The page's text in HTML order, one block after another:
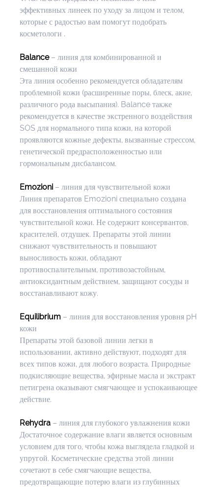
эффективных линеек по уходу за лицом и телом,
которые с радостью вам помогут подобрать
косметологи .
Balance – линия для комбинированной и
смешанной кожи
Эта линия особенно рекомендуется обладателям
проблемной кожи (расширенные поры, блеск, акне,
различного рода высыпания). Balance также
рекомендуется в качестве экстренного воздействия
SOS для нормального типа кожи, на которой
проявляются кожные дефекты, вызванные стрессом,
генетической предрасположенностью или
гормональным дисбалансом.
Emozioni – линия для чувствительной кожи
Линия препаратов Emozioni специально создана
для восстановления оптимального состояния
чувствительной кожи. Не содержит консервантов,
красителей, отдушек. Препараты этой линии
снижают чувствительность и повышают
выносливость кожи, обладают
противоспалительным, противозастойным,
антиоксидантным действием, защищают сосуды и
восстанавливают кожу.
Equilibrium – линия для восстановления уровня pH
кожи
Препараты этой базовой линии легки в
использовании, активно действуют, подходят для
всех типов кожи, для любого возраста. Природные
подкисляющие вещества, эфирные масла и экстракт
петигрена оказывают смягчающее и успокаивающее
действие.
Rehydra – линия для глубокого увлажнения кожи
Достаточное содержание влаги является основным
условием для того, чтобы кожа выглядела гладкой и
упругой. Косметические средства этой линии
сочетают в себе смягчающие вещества,
предотвращающие потерю влаги из глубинных